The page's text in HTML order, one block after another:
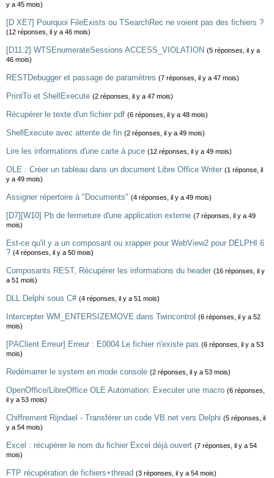
y a 45 mois)
[D XE7] Pourquoi FileExists ou TSearchRec ne voient pas des fichiers ?
(12 réponses, il y a 46 mois)
[D11.2] WTSEnumerateSessions ACCESS_VIOLATION (5 réponses, il y a
46 mois)
RESTDebugger et passage de paramètres (7 réponses, il y a 47 mois)
PrintTo et ShellExecute (2 réponses, il y a 47 mois)
Récupérer le texte d'un fichier pdf (6 réponses, il y a 48 mois)
ShellExecute avec attente de fin (2 réponses, il y a 49 mois)
Lire les informations d'une carte à puce (12 réponses, il y a 49 mois)
OLE : Créer un tableau dans un document Libre Office Writer (1 réponse, il
y a 49 mois)
Assigner répertoire à "Documents" (4 réponses, il y a 49 mois)
[D7][W10] Pb de fermeture d'une application externe (7 réponses, il y a 49
mois)
Est-ce qu'il y a un composant ou xrapper pour WebView2 pour DELPHI 6
? (4 réponses, il y a 50 mois)
Composants REST, Récupérer les informations du header (16 réponses, il y
a 51 mois)
DLL Delphi sous C# (4 réponses, il y a 51 mois)
Intercepter WM_ENTERSIZEMOVE dans Twincontrol (6 réponses, il y a 52
mois)
[PAClient Erreur] Erreur : E0004 Le fichier n'existe pas (6 réponses, il y a 53
mois)
Redémarrer le system en mode console (2 réponses, il y a 53 mois)
OpenOffice/LibreOffice OLE Automation: Executer une macro (6 réponses,
il y a 53 mois)
Chiffrement Rijndael - Transférer un code VB.net vers Delphi (5 réponses, il
y a 54 mois)
Excel : récupérer le nom du fichier Excel déjà ouvert (7 réponses, il y a 54
mois)
FTP récupération de fichiers+thread (3 réponses, il y a 54 mois)